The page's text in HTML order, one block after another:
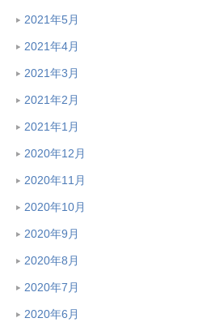
2021年5月
2021年4月
2021年3月
2021年2月
2021年1月
2020年12月
2020年11月
2020年10月
2020年9月
2020年8月
2020年7月
2020年6月